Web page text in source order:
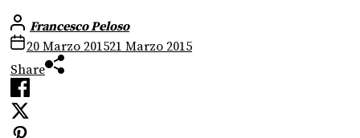
Francesco Peloso
20 Marzo 201521 Marzo 2015
Share